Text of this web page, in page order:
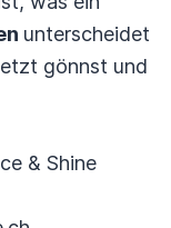
unterscheidet
gönnst und
& Shine